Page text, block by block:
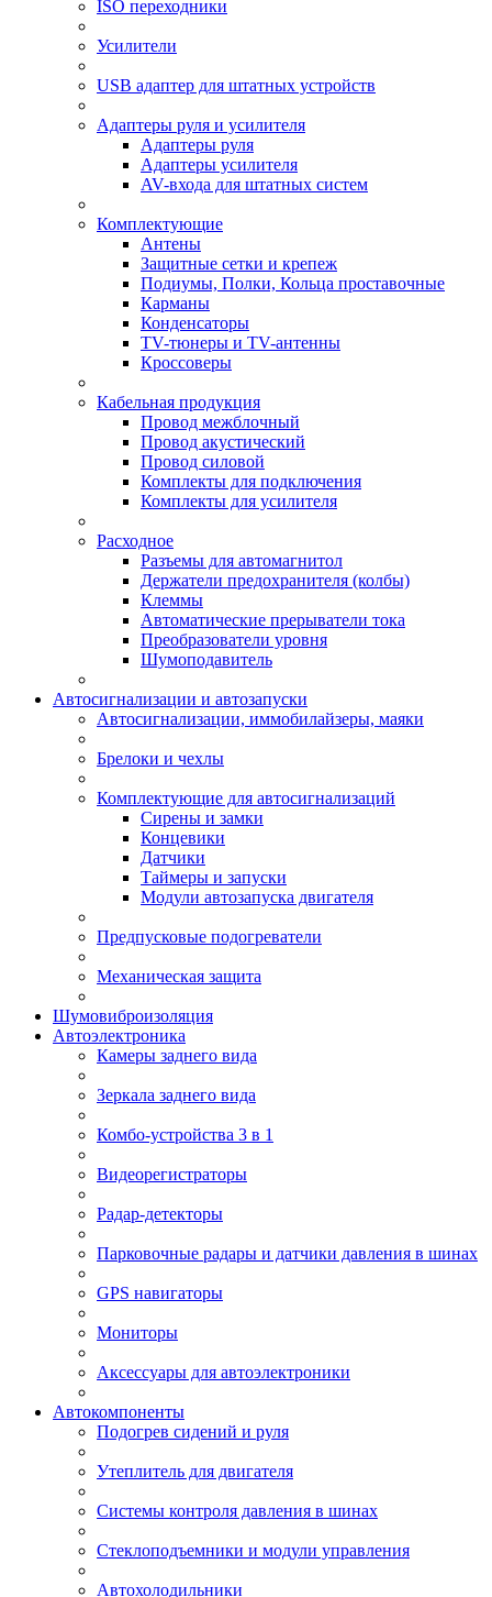
ISO переходники
Усилители
USB адаптер для штатных устройств
Адаптеры руля и усилителя
Адаптеры руля
Адаптеры усилителя
AV-входа для штатных систем
Комплектующие
Антены
Защитные сетки и крепеж
Подиумы, Полки, Кольца проставочные
Карманы
Конденсаторы
TV-тюнеры и TV-антенны
Кроссоверы
Кабельная продукция
Провод межблочный
Провод акустический
Провод силовой
Комплекты для подключения
Комплекты для усилителя
Расходное
Разъемы для автомагнитол
Держатели предохранителя (колбы)
Клеммы
Автоматические прерыватели тока
Преобразователи уровня
Шумоподавитель
Автосигнализации и автозапуски
Автосигнализации, иммобилайзеры, маяки
Брелоки и чехлы
Комплектующие для автосигнализаций
Сирены и замки
Концевики
Датчики
Таймеры и запуски
Модули автозапуска двигателя
Предпусковые подогреватели
Механическая защита
Шумовиброизоляция
Автоэлектроника
Камеры заднего вида
Зеркала заднего вида
Комбо-устройства 3 в 1
Видеорегистраторы
Радар-детекторы
Парковочные радары и датчики давления в шинах
GPS навигаторы
Мониторы
Аксессуары для автоэлектроники
Автокомпоненты
Подогрев сидений и руля
Утеплитель для двигателя
Системы контроля давления в шинах
Стеклоподъемники и модули управления
Автохолодильники